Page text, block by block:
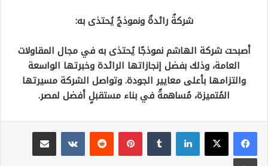
شركةٌ رائدةٌ ونموذجٌ يُحتذى به:
أصبحت شركة الهاشم نموذجًا يُحتذى به في مجال المقاولات
العامة، وذلك بفضل إنجازاتها الرائدة وخبرتها الواسعة
والتزامها بأعلى معايير الجودة. وتواصل الشركة مسيرتها
المُتميزة، مُساهمةً في بناء مستقبلٍ أفضل لمصر.
لينكدإن بينتيريست
مشاركة عبر البريد
طباعة